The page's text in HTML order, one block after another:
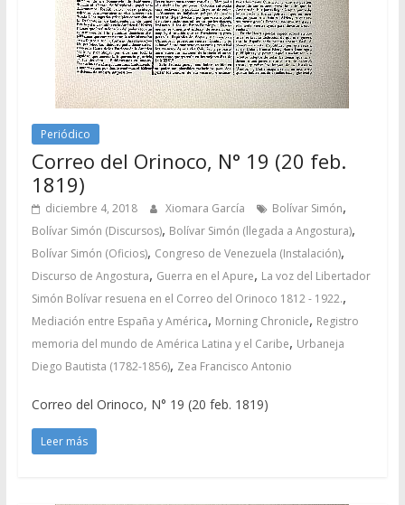
Periódico
Correo del Orinoco, N° 19 (20 feb.
1819)
diciembre 4, 2018 Xiomara García Bolívar Simón,
Bolívar Simón (Discursos), Bolívar Simón (llegada a Angostura),
Bolívar Simón (Oficios), Congreso de Venezuela (Instalación),
Discurso de Angostura, Guerra en el Apure, La voz del Libertador
Simón Bolívar resuena en el Correo del Orinoco 1812 - 1922.,
Mediación entre España y América, Morning Chronicle, Registro
memoria del mundo de América Latina y el Caribe, Urbaneja
Diego Bautista (1782-1856), Zea Francisco Antonio
Correo del Orinoco, N° 19 (20 feb. 1819)
Leer más